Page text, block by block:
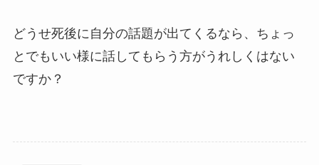
どうせ死後に自分の話題が出てくるなら、ちょっ
とでもいい様に話してもらう方がうれしくはない
ですか？